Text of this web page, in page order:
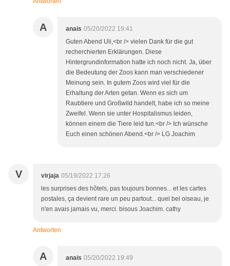
A anais 05/20/2022 19:41
Guten Abend Uli,<br /> vielen Dank für die gut
recherchierten Erklärungen. Diese
Hintergrundinformation hatte ich noch nicht. Ja, über
die Bedeutung der Zoos kann man verschiedener
Meinung sein. In gutem Zoos wird viel für die
Erhaltung der Arten getan. Wenn es sich um
Raubtiere und Großwild handelt, habe ich so meine
Zweifel. Wenn sie unter Hospitalismus leiden,
können einem die Tiere leid tun.<br /> Ich wünsche
Euch einen schönen Abend.<br /> LG Joachim
V virjaja 05/19/2022 17:26
les surprises des hôtels, pas toujours bonnes... et les cartes
postales, ça devient rare un peu partout... quel bel oiseau, je
n'en avais jamais vu, merci. bisous Joachim. cathy
Antworten
A anais 05/20/2022 19:49